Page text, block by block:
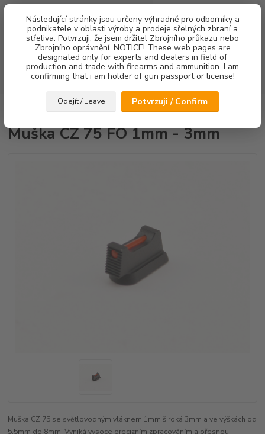
Následující stránky jsou určeny výhradně pro odborníky a
podnikatele v oblasti výroby a prodeje sřelných zbraní a
střeliva. Potvrzuji, že jsem držitel Zbrojního průkazu nebo
Zbrojního oprávnění. NOTICE! These web pages are
designated only for experts and dealers in field of
production and trade with firearms and ammunition. I am
confirming that i am holder of gun passport or license!
Odejít / Leave Potvrzuji / Confirm
Menu
Hledat
za0,00 Kč
Muška CZ 75 FO 1mm - 3mm
Muška CZ 75 FO 1mm - 3mm
Muška CZ 75 se světlovodným vláknem 1mm široká 3mm a ve výškách od
5,5mm do 8mm. Vyniká vysoce precizním zpracováním a přesnou